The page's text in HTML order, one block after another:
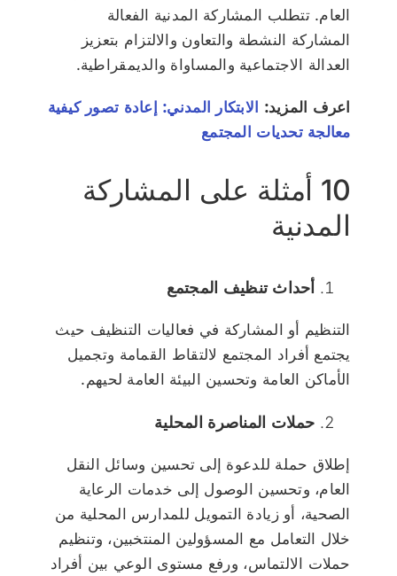
العام. تتطلب المشاركة المدنية الفعالة
المشاركة النشطة والتعاون والالتزام بتعزيز
العدالة الاجتماعية والمساواة والديمقراطية.
اعرف المزيد: الابتكار المدني: إعادة تصور كيفية
معالجة تحديات المجتمع
10 أمثلة على المشاركة
المدنية
أحداث تنظيف المجتمع
التنظيم أو المشاركة في فعاليات التنظيف حيث
يجتمع أفراد المجتمع لالتقاط القمامة وتجميل
الأماكن العامة وتحسين البيئة العامة لحيهم.
حملات المناصرة المحلية
إطلاق حملة للدعوة إلى تحسين وسائل النقل
العام، وتحسين الوصول إلى خدمات الرعاية
الصحية، أو زيادة التمويل للمدارس المحلية من
خلال التعامل مع المسؤولين المنتخبين، وتنظيم
حملات الالتماس، ورفع مستوى الوعي بين أفراد